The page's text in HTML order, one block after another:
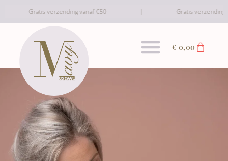
Gratis verzending vanaf €50 Gratis verzending
€ 0,00